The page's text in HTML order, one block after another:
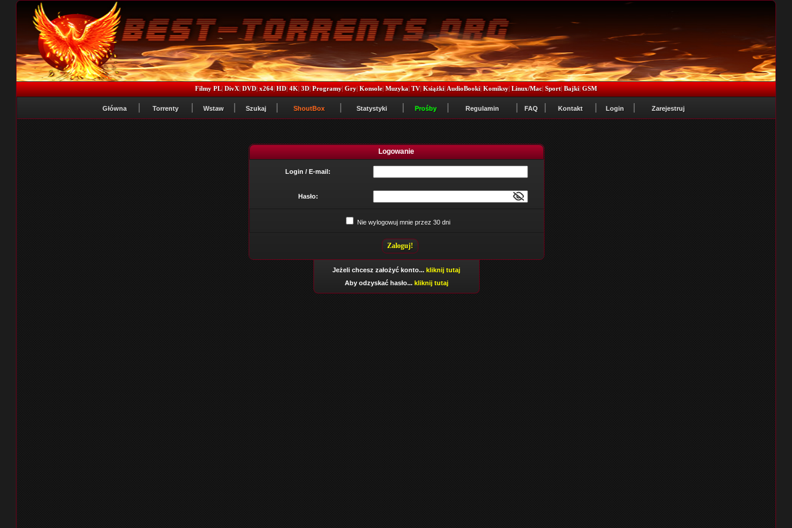
Filmy PL|DivX|DVD|x264|HD|4K|3D|Programy|Gry|Konsole|Muzyka|TV|Książki|AudioBooki|Komiksy|Linux/Mac|Sport|Bajki|GSM
Główna Torrenty Wstaw Szukaj ShoutBox Statystyki Prośby Regulamin FAQ Kontakt Login Zarejestruj
Logowanie
Login / E-mail:
Hasło:
Nie wylogowuj mnie przez 30 dni
Jeżeli chcesz założyć konto... kliknij tutaj
Aby odzyskać hasło... kliknij tutaj